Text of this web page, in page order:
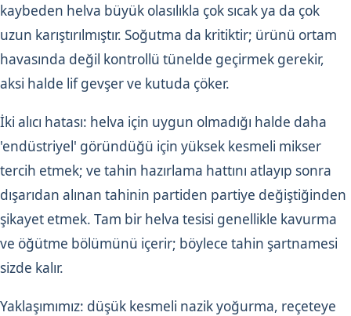
kaybeden helva büyük olasılıkla çok sıcak ya da çok
uzun karıştırılmıştır. Soğutma da kritiktir; ürünü ortam
havasında değil kontrollü tünelde geçirmek gerekir,
aksi halde lif gevşer ve kutuda çöker.
İki alıcı hatası: helva için uygun olmadığı halde daha
'endüstriyel' göründüğü için yüksek kesmeli mikser
tercih etmek; ve tahin hazırlama hattını atlayıp sonra
dışarıdan alınan tahinin partiden partiye değiştiğinden
şikayet etmek. Tam bir helva tesisi genellikle kavurma
ve öğütme bölümünü içerir; böylece tahin şartnamesi
sizde kalır.
Yaklaşımımız: düşük kesmeli nazik yoğurma, reçeteye